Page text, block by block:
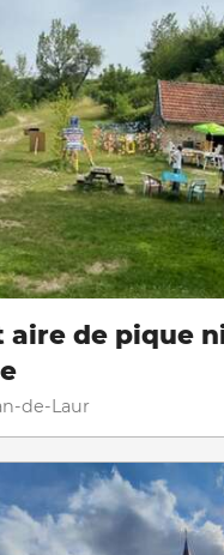
aire de pique
de-Laur